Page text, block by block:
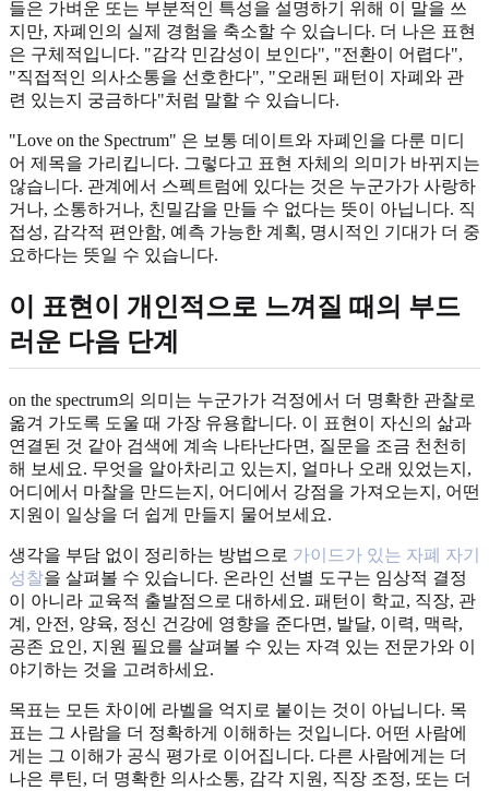
들은 가벼운 또는 부분적인 특성을 설명하기 위해 이 말을 쓰
지만, 자폐인의 실제 경험을 축소할 수 있습니다. 더 나은 표현
은 구체적입니다. "감각 민감성이 보인다", "전환이 어렵다",
"직접적인 의사소통을 선호한다", "오래된 패턴이 자폐와 관
련 있는지 궁금하다"처럼 말할 수 있습니다.
"Love on the Spectrum" 은 보통 데이트와 자폐인을 다룬 미디
어 제목을 가리킵니다. 그렇다고 표현 자체의 의미가 바뀌지는
않습니다. 관계에서 스펙트럼에 있다는 것은 누군가가 사랑하
거나, 소통하거나, 친밀감을 만들 수 없다는 뜻이 아닙니다. 직
접성, 감각적 편안함, 예측 가능한 계획, 명시적인 기대가 더 중
요하다는 뜻일 수 있습니다.
이 표현이 개인적으로 느껴질 때의 부드
러운 다음 단계
on the spectrum의 의미는 누군가가 걱정에서 더 명확한 관찰로
옮겨 가도록 도울 때 가장 유용합니다. 이 표현이 자신의 삶과
연결된 것 같아 검색에 계속 나타난다면, 질문을 조금 천천히
해 보세요. 무엇을 알아차리고 있는지, 얼마나 오래 있었는지,
어디에서 마찰을 만드는지, 어디에서 강점을 가져오는지, 어떤
지원이 일상을 더 쉽게 만들지 물어보세요.
생각을 부담 없이 정리하는 방법으로 가이드가 있는 자폐 자기
성찰을 살펴볼 수 있습니다. 온라인 선별 도구는 임상적 결정
이 아니라 교육적 출발점으로 대하세요. 패턴이 학교, 직장, 관
계, 안전, 양육, 정신 건강에 영향을 준다면, 발달, 이력, 맥락,
공존 요인, 지원 필요를 살펴볼 수 있는 자격 있는 전문가와 이
야기하는 것을 고려하세요.
목표는 모든 차이에 라벨을 억지로 붙이는 것이 아닙니다. 목
표는 그 사람을 더 정확하게 이해하는 것입니다. 어떤 사람에
게는 그 이해가 공식 평가로 이어집니다. 다른 사람에게는 더
나은 루틴, 더 명확한 의사소통, 감각 지원, 직장 조정, 또는 더